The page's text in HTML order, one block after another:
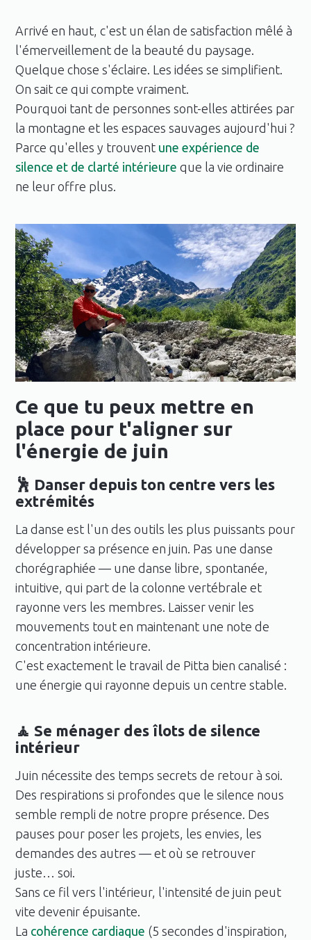
Arrivé en haut, c'est un élan de satisfaction mêlé à
l'émerveillement de la beauté du paysage.
Quelque chose s'éclaire. Les idées se simplifient.
On sait ce qui compte vraiment.
Pourquoi tant de personnes sont-elles attirées par
la montagne et les espaces sauvages aujourd'hui ?
Parce qu'elles y trouvent une expérience de
silence et de clarté intérieure que la vie ordinaire
ne leur offre plus.
Ce que tu peux mettre en
place pour t'aligner sur
l'énergie de juin
🕺 Danser depuis ton centre vers les
extrémités
La danse est l'un des outils les plus puissants pour
développer sa présence en juin. Pas une danse
chorégraphiée — une danse libre, spontanée,
intuitive, qui part de la colonne vertébrale et
rayonne vers les membres. Laisser venir les
mouvements tout en maintenant une note de
concentration intérieure.
C'est exactement le travail de Pitta bien canalisé :
une énergie qui rayonne depuis un centre stable.
🧘 Se ménager des îlots de silence
intérieur
Juin nécessite des temps secrets de retour à soi.
Des respirations si profondes que le silence nous
semble rempli de notre propre présence. Des
pauses pour poser les projets, les envies, les
demandes des autres — et où se retrouver
juste… soi.
Sans ce fil vers l'intérieur, l'intensité de juin peut
vite devenir épuisante.
La cohérence cardiaque (5 secondes d'inspiration,